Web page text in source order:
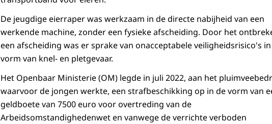
De jeugdige eierraper was werkzaam in de directe nabijheid van een
werkende machine, zonder een fysieke afscheiding. Door het
een afscheiding was er sprake van onacceptabele veiligheidsrisico's
vorm van knel- en pletgevaar.
Het Openbaar Ministerie (OM) legde in juli 2022, aan het
waarvoor de jongen werkte, een strafbeschikking op in de vorm van
geldboete van 7500 euro voor overtreding van de
Arbeidsomstandighedenwet en vanwege de verrichte verboden